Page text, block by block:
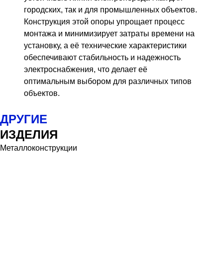
городских, так и для промышленных объектов.
Конструкция этой опоры упрощает процесс
монтажа и минимизирует затраты времени на
установку, а её технические характеристики
обеспечивают стабильность и надежность
электроснабжения, что делает её
оптимальным выбором для различных типов
объектов.
ДРУГИЕ
ИЗДЕЛИЯ
Металлоконструкции